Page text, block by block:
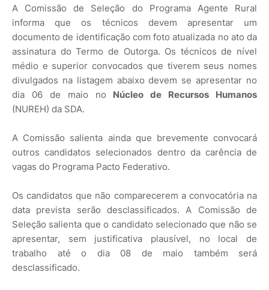
A Comissão de Seleção do Programa Agente Rural
informa que os técnicos devem apresentar um
documento de identificação com foto atualizada no ato da
assinatura do Termo de Outorga. Os técnicos de nível
médio e superior convocados que tiverem seus nomes
divulgados na listagem abaixo devem se apresentar no
dia 06 de maio no Núcleo de Recursos Humanos
(NUREH) da SDA.
A Comissão salienta ainda que brevemente convocará
outros candidatos selecionados dentro da carência de
vagas do Programa Pacto Federativo.
Os candidatos que não comparecerem a convocatória na
data prevista serão desclassificados. A Comissão de
Seleção salienta que o candidato selecionado que não se
apresentar, sem justificativa plausível, no local de
trabalho até o dia 08 de maio também será
desclassificado.